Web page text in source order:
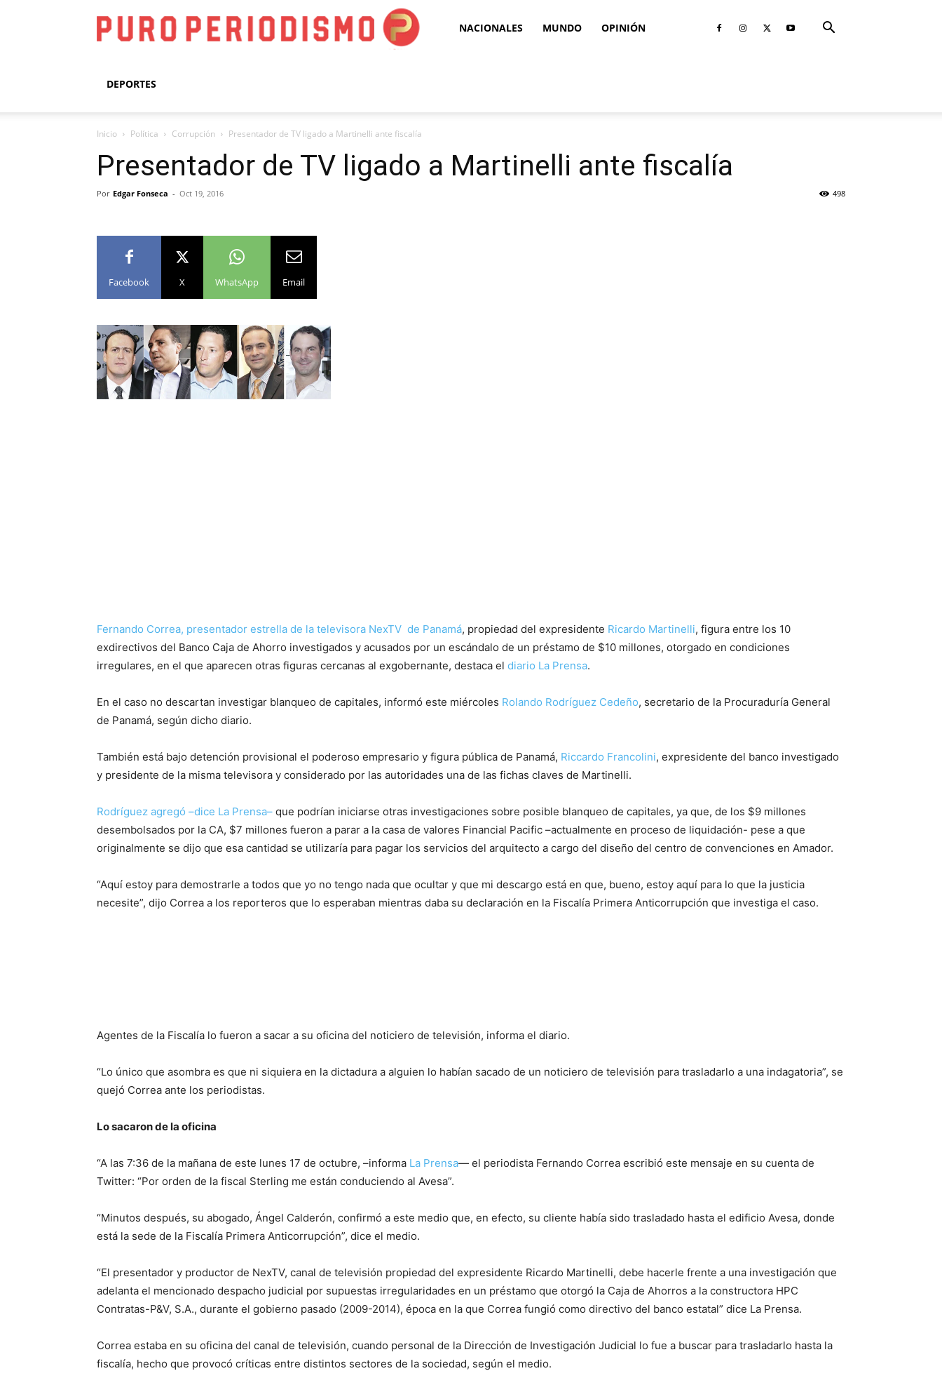
Puro NACIONALES MUNDO OPINIÓN
DEPORTES
Inicio Política Corrupción Presentador de TV ligado a Martinelli ante fiscalía
Presentador de TV ligado a Martinelli ante fiscalía
Por Edgar Fonseca - Oct 19, 2016 498
Facebook X WhatsApp Email
Fernando Correa, presentador estrella de la televisora NexTV de Panamá, propiedad del expresidente Ricardo Martinelli, figura entre los 10
exdirectivos del Banco Caja de Ahorro investigados y acusados por un escándalo de un préstamo de $10 millones, otorgado en condiciones
irregulares, en el que aparecen otras figuras cercanas al exgobernante, destaca el diario La Prensa.
En el caso no descartan investigar blanqueo de capitales, informó este miércoles Rolando Rodríguez Cedeño, secretario de la Procuraduría General
de Panamá, según dicho diario.
También está bajo detención provisional el poderoso empresario y figura pública de Panamá, Riccardo Francolini, expresidente del banco investigado
y presidente de la misma televisora y considerado por las autoridades una de las fichas claves de Martinelli.
Rodríguez agregó –dice La Prensa– que podrían iniciarse otras investigaciones sobre posible blanqueo de capitales, ya que, de los $9 millones
desembolsados por la CA, $7 millones fueron a parar a la casa de valores Financial Pacific –actualmente en proceso de liquidación- pese a que
originalmente se dijo que esa cantidad se utilizaría para pagar los servicios del arquitecto a cargo del diseño del centro de convenciones en Amador.
“Aquí estoy para demostrarle a todos que yo no tengo nada que ocultar y que mi descargo está en que, bueno, estoy aquí para lo que la justicia
necesite”, dijo Correa a los reporteros que lo esperaban mientras daba su declaración en la Fiscalía Primera Anticorrupción que investiga el caso.
Agentes de la Fiscalía lo fueron a sacar a su oficina del noticiero de televisión, informa el diario.
“Lo único que asombra es que ni siquiera en la dictadura a alguien lo habían sacado de un noticiero de televisión para trasladarlo a una indagatoria”, se
quejó Correa ante los periodistas.
Lo sacaron de la oficina
“A las 7:36 de la mañana de este lunes 17 de octubre, –informa La Prensa— el periodista Fernando Correa escribió este mensaje en su cuenta de
Twitter: “Por orden de la fiscal Sterling me están conduciendo al Avesa”.
“Minutos después, su abogado, Ángel Calderón, confirmó a este medio que, en efecto, su cliente había sido trasladado hasta el edificio Avesa, donde
está la sede de la Fiscalía Primera Anticorrupción”, dice el medio.
“El presentador y productor de NexTV, canal de televisión propiedad del expresidente Ricardo Martinelli, debe hacerle frente a una investigación que
adelanta el mencionado despacho judicial por supuestas irregularidades en un préstamo que otorgó la Caja de Ahorros a la constructora HPC
Contratas-P&V, S.A., durante el gobierno pasado (2009-2014), época en la que Correa fungió como directivo del banco estatal” dice La Prensa.
Correa estaba en su oficina del canal de televisión, cuando personal de la Dirección de Investigación Judicial lo fue a buscar para trasladarlo hasta la
fiscalía, hecho que provocó críticas entre distintos sectores de la sociedad, según el medio.